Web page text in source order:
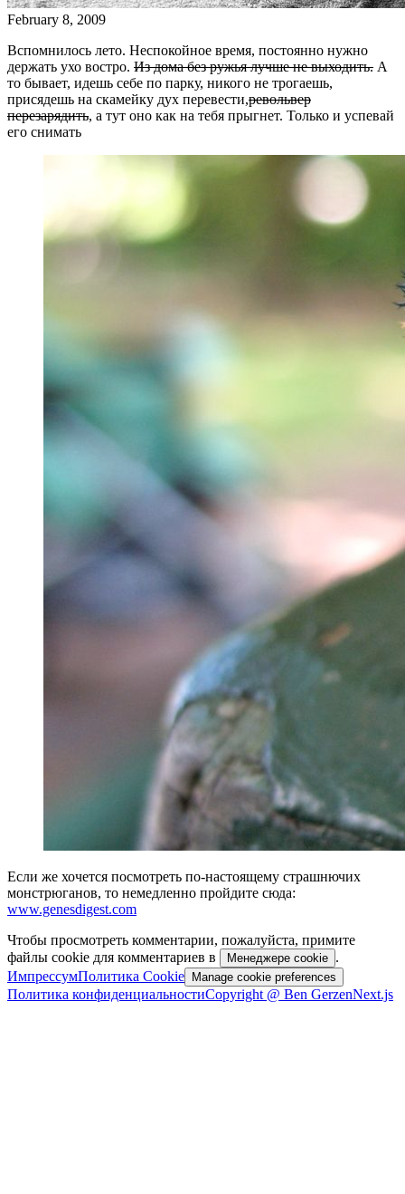
February 8, 2009
Вспомнилось лето. Неспокойное время, постоянно нужно
держать ухо востро. Из дома без ружья лучше не выходить. А
то бывает, идешь себе по парку, никого не трогаешь,
присядешь на скамейку дух перевести,револьвер
перезарядить, а тут оно как на тебя прыгнет. Только и успевай
его снимать
Если же хочется посмотреть по-настоящему страшнючих
монстрюганов, то немедленно пройдите сюда:
www.genesdigest.com
Чтобы просмотреть комментарии, пожалуйста, примите
файлы cookie для комментариев в
Менеджере cookie .
ИмпрессумПолитика Cookie Manage cookie preferences
Политика конфиденциальностиCopyright @ Ben GerzenNext.js